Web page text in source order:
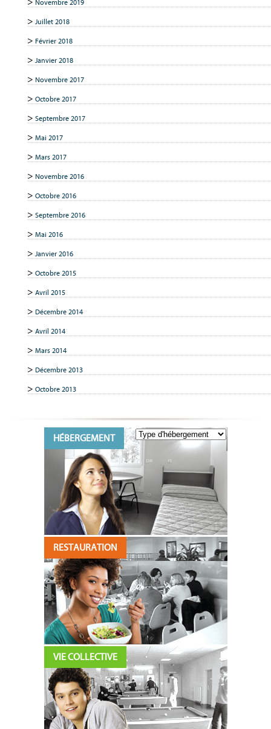
Novembre 2019
Juillet 2018
Février 2018
Janvier 2018
Novembre 2017
Octobre 2017
Septembre 2017
Mai 2017
Mars 2017
Novembre 2016
Octobre 2016
Septembre 2016
Mai 2016
Janvier 2016
Octobre 2015
Avril 2015
Décembre 2014
Avril 2014
Mars 2014
Décembre 2013
Octobre 2013
HÉBERGEMENT
RESTAURATION
VIE COLLECTIVE